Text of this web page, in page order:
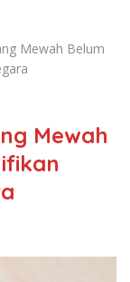
Mewah Belum
Mewah